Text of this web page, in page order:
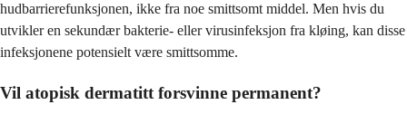
hudbarrierefunksjonen, ikke fra noe smittsomt middel. Men hvis du
utvikler en sekundær bakterie- eller virusinfeksjon fra kløing, kan disse
infeksjonene potensielt være smittsomme.
Vil atopisk dermatitt forsvinne permanent?